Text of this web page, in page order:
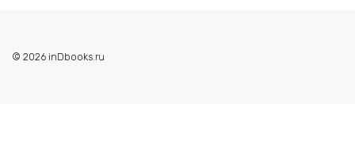
© 2026 inDbooks.ru